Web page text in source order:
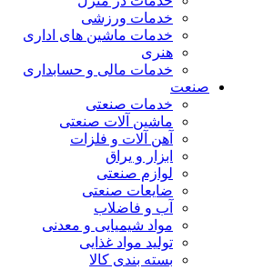
خدمات ورزشی
خدمات ماشین های اداری
هنری
خدمات مالی و حسابداری
صنعت
خدمات صنعتی
ماشین آلات صنعتی
آهن آلات و فلزات
ابزار و یراق
لوازم صنعتی
ضایعات صنعتی
آب و فاضلاب
مواد شیمیایی و معدنی
تولید مواد غذایی
بسته بندی کالا